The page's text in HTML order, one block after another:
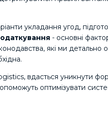
укладання угод,
- основні
які ми детально
вдасться уникнути
оптимізувати